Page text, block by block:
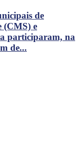
de
(CMS) e
participaram, na
de...